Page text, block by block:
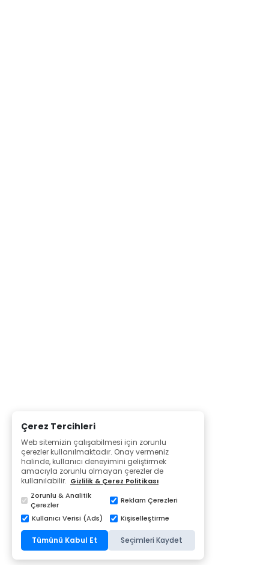
Çerez Tercihleri
Web sitemizin çalışabilmesi için zorunlu
çerezler kullanılmaktadır. Onay vermeniz
halinde, kullanıcı deneyimini geliştirmek
amacıyla zorunlu olmayan çerezler de
kullanılabilir. Gizlilik & Çerez Politikası
Zorunlu & Analitik
Çerezler
Reklam Çerezleri
Kullanıcı Verisi (Ads)
Kişiselleştirme
Tümünü Kabul Et Seçimleri Kaydet